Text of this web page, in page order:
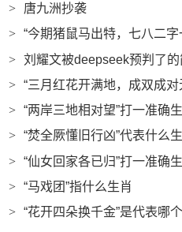
>
唐九洲抄袭
>
“今期猪鼠马出特，七八二
>
刘耀文被deepseek预判了
>
“三月红花开满地，成双成
>
“两岸三地相对望”打一准确
>
“焚全厥懂旧行凶”代表什么
>
“仙女回家各已归”打一准确
>
“马戏团”指什么生肖
>
“花开四朵换千金”是代表哪